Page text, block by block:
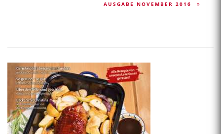
AUSGABE NOVEMBER 2016